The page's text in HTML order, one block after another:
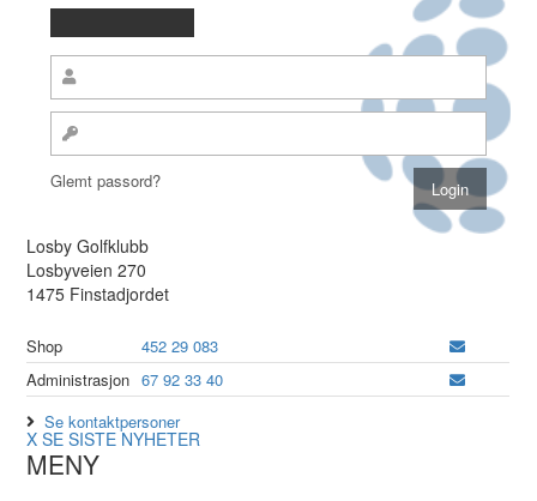
Glemt passord?
Losby Golfklubb
Losbyveien 270
1475 Finstadjordet
Shop
452 29 083
Administrasjon 67 92 33 40
Se kontaktpersoner
X SE SISTE NYHETER
MENY